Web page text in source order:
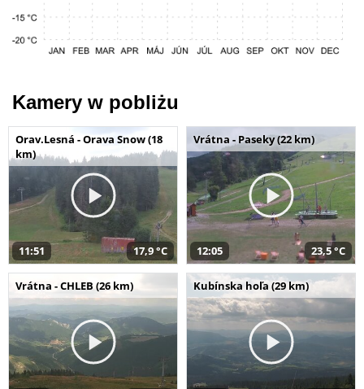
Kamery w pobliżu
Orav.Lesná - Orava Snow (18
km)
11:51 17,9 °C
Vrátna - Paseky (22 km)
12:05 23,5 °C
Vrátna - CHLEB (26 km) Kubínska hoľa (29 km)